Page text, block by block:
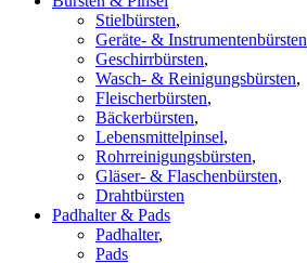
Stielbürsten,
Geräte- & Instrumentenbürsten
Geschirrbürsten,
Wasch- & Reinigungsbürsten,
Fleischerbürsten,
Bäckerbürsten,
Lebensmittelpinsel,
Rohrreinigungsbürsten,
Gläser- & Flaschenbürsten,
Drahtbürsten
Padhalter & Pads
Padhalter,
Pads